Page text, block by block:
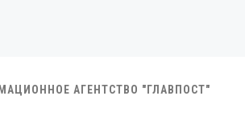
АГЕНТСТВО "ГЛАВПОСТ"